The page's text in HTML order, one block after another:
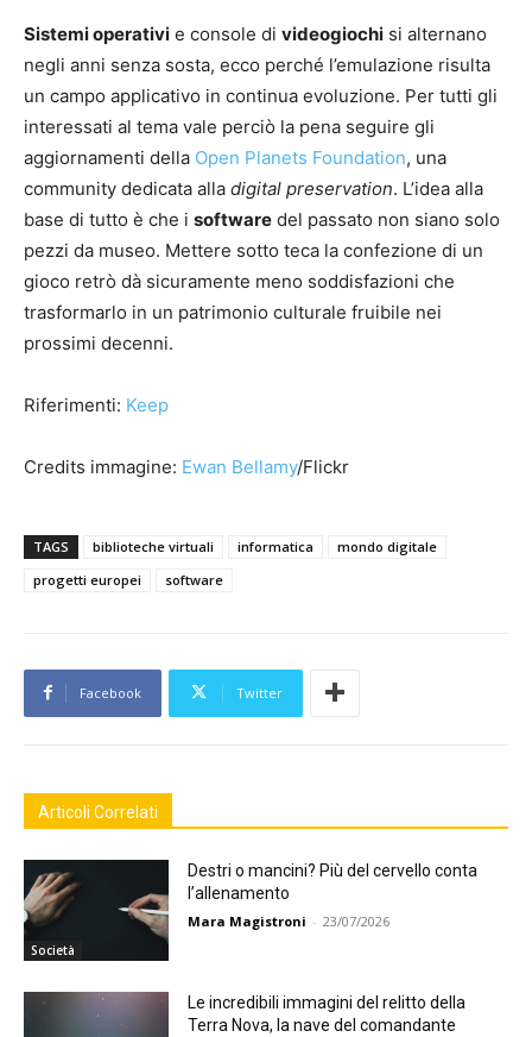
Sistemi operativi e console di videogiochi si alternano
negli anni senza sosta, ecco perché l’emulazione risulta
un campo applicativo in continua evoluzione. Per tutti gli
interessati al tema vale perciò la pena seguire gli
aggiornamenti della Open Planets Foundation, una
community dedicata alla digital preservation. L’idea alla
base di tutto è che i software del passato non siano solo
pezzi da museo. Mettere sotto teca la confezione di un
gioco retrò dà sicuramente meno soddisfazioni che
trasformarlo in un patrimonio culturale fruibile nei
prossimi decenni.
Riferimenti: Keep
Credits immagine: Ewan Bellamy/Flickr
TAGS biblioteche virtuali informatica
mondo digitale
progetti europei
software
Facebook Twitter
Articoli Correlati
Società
Destri o mancini? Più del cervello conta
l’allenamento
Mara Magistroni - 23/07/2026
Le incredibili immagini del relitto della
Terra Nova, la nave del comandante